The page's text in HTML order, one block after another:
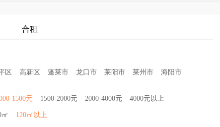
合租
区 高新区 蓬莱市 龙口市 莱阳市 莱州市
海阳市
1500元 1500-2000元 2000-4000元 4000元以上
㎡ 120㎡以上